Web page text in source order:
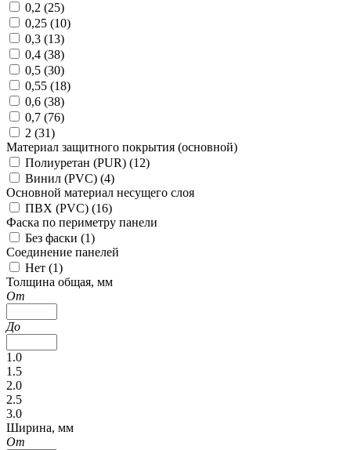
0,2 (25)
0,25 (10)
0,3 (13)
0,4 (38)
0,5 (30)
0,55 (18)
0,6 (38)
0,7 (76)
2 (31)
Материал защитного покрытия (основной)
Полиуретан (PUR) (12)
Винил (PVC) (4)
Основной материал несущего слоя
ПВХ (PVC) (16)
Фаска по периметру панели
Без фаски (1)
Соединение панелей
Нет (1)
Толщина общая, мм
От
До
1.0
1.5
2.0
2.5
3.0
Ширина, мм
От